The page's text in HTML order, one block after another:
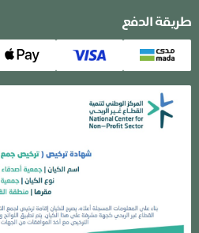
طريقة الدفع